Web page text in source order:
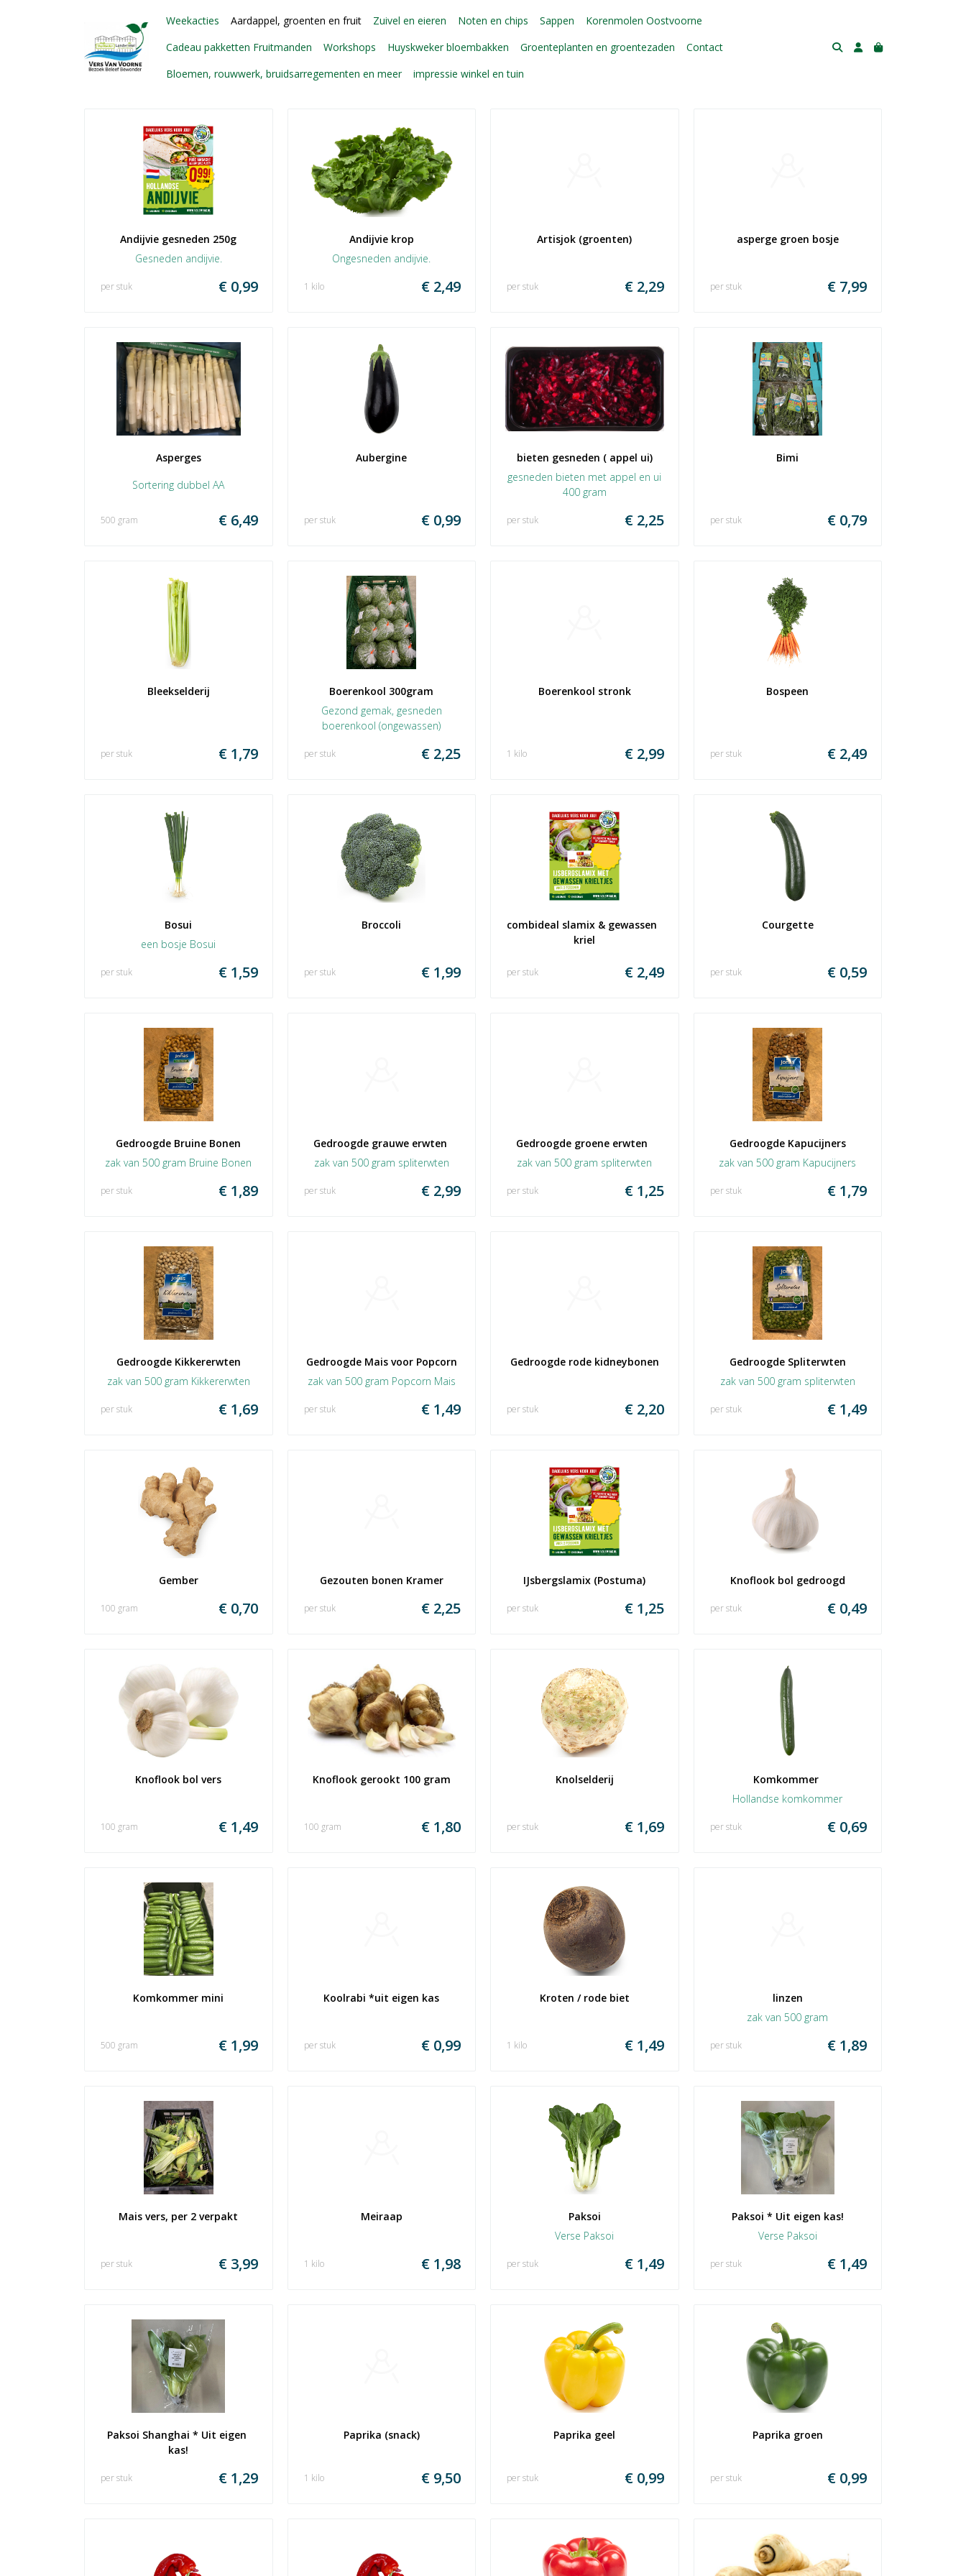
Weekacties Aardappel, groenten en fruit Zuivel en eieren Noten en chips Sappen
Korenmolen Oostvoorne
Cadeau pakketten Fruitmanden
Workshops Huyskweker bloembakken Groenteplanten en groentezaden
Contact
Bloemen, rouwwerk, bruidsarregementen en meer
impressie winkel en tuin
Andijvie gesneden 250g
Gesneden andijvie.
€ 0,99
per stuk
Andijvie krop
Ongesneden andijvie.
€ 2,49
1 kilo
Artisjok (groenten)
€ 2,29
per stuk
asperge groen bosje
€ 7,99
per stuk
Asperges
Sortering dubbel AA
€ 6,49
500 gram
Aubergine
€ 0,99
per stuk
bieten gesneden ( appel ui)
gesneden bieten met appel en ui
400 gram
€ 2,25
per stuk
Bimi
€ 0,79
per stuk
Bleekselderij
€ 1,79
per stuk
Boerenkool 300gram
Gezond gemak, gesneden
boerenkool (ongewassen)
€ 2,25
per stuk
Boerenkool stronk
€ 2,99
1 kilo
Bospeen
€ 2,49
per stuk
Bosui
een bosje Bosui
€ 1,59
per stuk
Broccoli
€ 1,99
per stuk
combideal slamix & gewassen
kriel
€ 2,49
per stuk
Courgette
€ 0,59
per stuk
Gedroogde Bruine Bonen
zak van 500 gram Bruine Bonen
€ 1,89
per stuk
Gedroogde grauwe erwten
zak van 500 gram spliterwten
€ 2,99
per stuk
Gedroogde groene erwten
zak van 500 gram spliterwten
€ 1,25
per stuk
Gedroogde Kapucijners
zak van 500 gram Kapucijners
€ 1,79
per stuk
Gedroogde Kikkererwten
zak van 500 gram Kikkererwten
€ 1,69
per stuk
Gedroogde Mais voor Popcorn
zak van 500 gram Popcorn Mais
€ 1,49
per stuk
Gedroogde rode kidneybonen
€ 2,20
per stuk
Gedroogde Spliterwten
zak van 500 gram spliterwten
€ 1,49
per stuk
Gember
€ 0,70
100 gram
Gezouten bonen Kramer
€ 2,25
per stuk
IJsbergslamix (Postuma)
€ 1,25
per stuk
Knoflook bol gedroogd
€ 0,49
per stuk
Knoflook bol vers
€ 1,49
100 gram
Knoflook gerookt 100 gram
€ 1,80
100 gram
Knolselderij
€ 1,69
per stuk
Komkommer
Hollandse komkommer
€ 0,69
per stuk
Komkommer mini
€ 1,99
500 gram
Koolrabi *uit eigen kas
€ 0,99
per stuk
Kroten / rode biet
€ 1,49
1 kilo
linzen
zak van 500 gram
€ 1,89
per stuk
Mais vers, per 2 verpakt
€ 3,99
per stuk
Meiraap
€ 1,98
1 kilo
Paksoi
Verse Paksoi
€ 1,49
per stuk
Paksoi * Uit eigen kas!
Verse Paksoi
€ 1,49
per stuk
Paksoi Shanghai * Uit eigen
kas!
€ 1,29
per stuk
Paprika (snack)
€ 9,50
1 kilo
Paprika geel
€ 0,99
per stuk
Paprika groen
€ 0,99
per stuk